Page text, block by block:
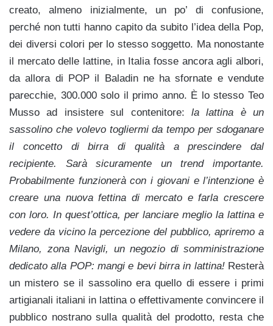
creato, almeno inizialmente, un po’ di confusione,
perché non tutti hanno capito da subito l’idea della Pop,
dei diversi colori per lo stesso soggetto. Ma nonostante
il mercato delle lattine, in Italia fosse ancora agli albori,
da allora di POP il Baladin ne ha sfornate e vendute
parecchie, 300.000 solo il primo anno. È lo stesso Teo
Musso ad insistere sul contenitore: la lattina è un
sassolino che volevo togliermi da tempo per sdoganare
il concetto di birra di qualità a prescindere dal
recipiente. Sarà sicuramente un trend importante.
Probabilmente funzionerà con i giovani e l’intenzione è
creare una nuova fettina di mercato e farla crescere
con loro. In quest’ottica, per lanciare meglio la lattina e
vedere da vicino la percezione del pubblico, apriremo a
Milano, zona Navigli, un negozio di somministrazione
dedicato alla POP: mangi e bevi birra in lattina!Resterà
un mistero se il sassolino era quello di essere i primi
artigianali italiani in lattina o effettivamente convincere il
pubblico nostrano sulla qualità del prodotto, resta che